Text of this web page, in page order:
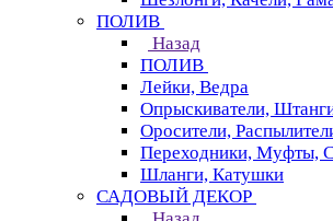
ПОЛИВ
Назад
ПОЛИВ
Лейки, Ведра
Опрыскиватели,
Оросители,
Переходники, Муфты,
Шланги, Катушки
САДОВЫЙ ДЕКОР